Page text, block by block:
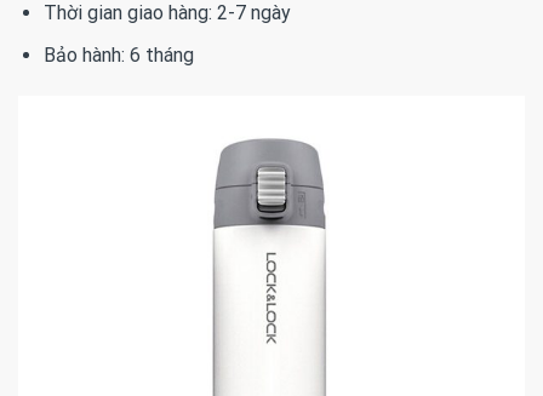
Thời gian giao hàng: 2-7 ngày
Bảo hành: 6 tháng